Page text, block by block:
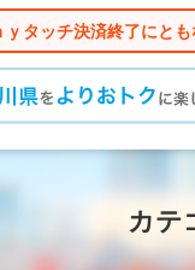
ｙタッチ決済終了にと
カテ